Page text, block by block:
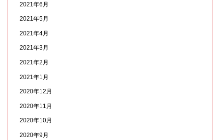
2021年6月
2021年5月
2021年4月
2021年3月
2021年2月
2021年1月
2020年12月
2020年11月
2020年10月
2020年9月